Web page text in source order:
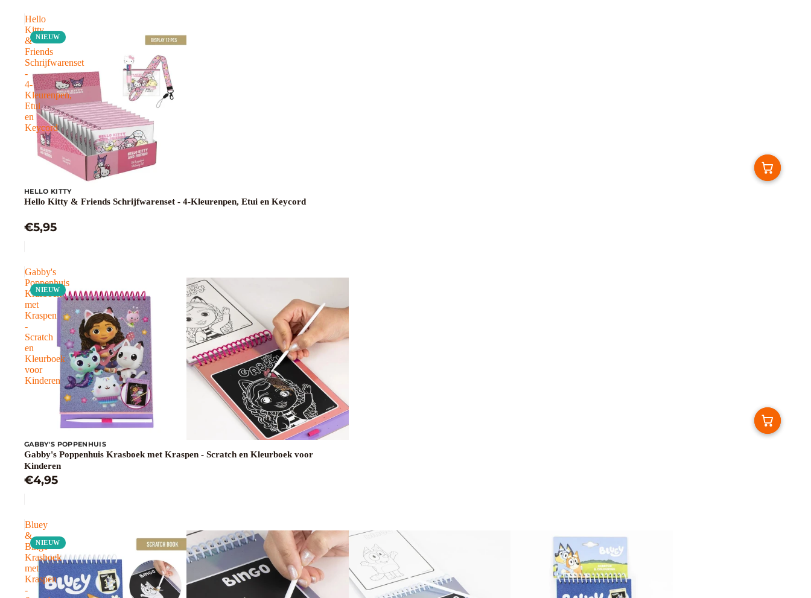
Hello
Kitty
&
Friends
Schrijfwarenset
-
4-
Kleurenpen,
Etui
en
Keycord
NIEUW
HELLO KITTY
Hello Kitty & Friends Schrijfwarenset - 4-Kleurenpen, Etui en Keycord
€5,95
Gabby's
Poppenhuis
Krasboek
met
Kraspen
-
Scratch
en
Kleurboek
voor
Kinderen
NIEUW
GABBY'S POPPENHUIS
Gabby's Poppenhuis Krasboek met Kraspen - Scratch en Kleurboek voor
Kinderen
€4,95
Bluey
&
Bingo
Krasboek
met
Kraspen
-
NIEUW